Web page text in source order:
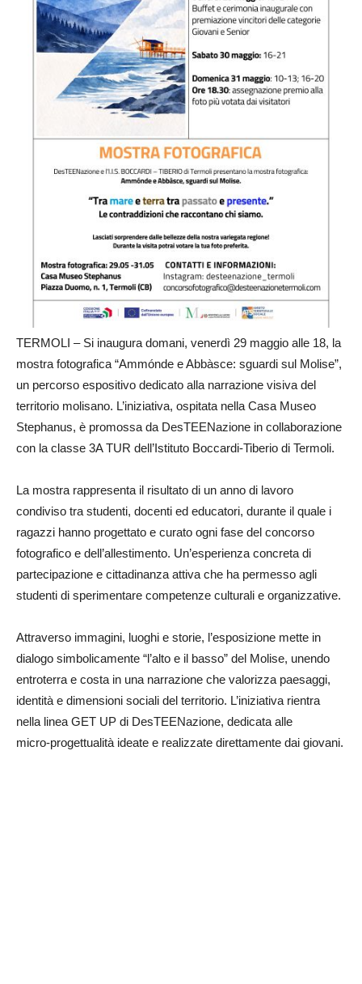
TERMOLI – Si inaugura domani, venerdì 29 maggio alle 18, la
mostra fotografica “Ammónde e Abbàsce: sguardi sul Molise”,
un percorso espositivo dedicato alla narrazione visiva del
territorio molisano. L’iniziativa, ospitata nella Casa Museo
Stephanus, è promossa da DesTEENazione in collaborazione
con la classe 3A TUR dell’Istituto Boccardi‑Tiberio di Termoli.
La mostra rappresenta il risultato di un anno di lavoro
condiviso tra studenti, docenti ed educatori, durante il quale i
ragazzi hanno progettato e curato ogni fase del concorso
fotografico e dell’allestimento. Un’esperienza concreta di
partecipazione e cittadinanza attiva che ha permesso agli
studenti di sperimentare competenze culturali e organizzative.
Attraverso immagini, luoghi e storie, l’esposizione mette in
dialogo simbolicamente “l’alto e il basso” del Molise, unendo
entroterra e costa in una narrazione che valorizza paesaggi,
identità e dimensioni sociali del territorio. L’iniziativa rientra
nella linea GET UP di DesTEENazione, dedicata alle
micro‑progettualità ideate e realizzate direttamente dai giovani.